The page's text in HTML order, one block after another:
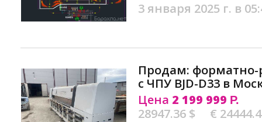
3 января 2025 г. в
Продам: форматно-
с ЧПУ BJD-D33 в
Цена 2 199 999 Р.
28947.36 $
€